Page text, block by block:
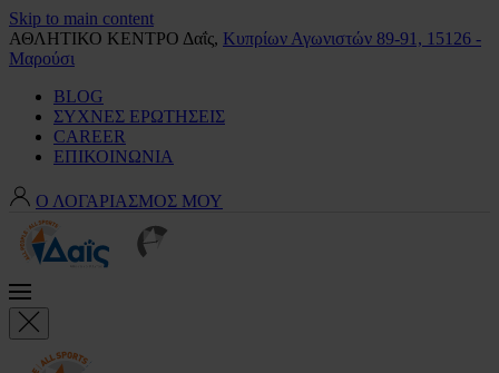
Skip to main content
ΑΘΛΗΤΙΚΟ ΚΕΝΤΡΟ Δαΐς, Κυπρίων Αγωνιστών 89-91, 15126 -
Μαρούσι
BLOG
ΣΥΧΝΕΣ ΕΡΩΤΗΣΕΙΣ
CAREER
ΕΠΙΚΟΙΝΩΝΙΑ
Ο ΛΟΓΑΡΙΑΣΜΟΣ ΜΟΥ